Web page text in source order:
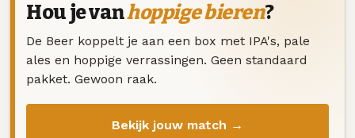
Hou je vanhoppige bieren?
De Beer koppelt je aan een box met IPA's, pale
ales en hoppige verrassingen. Geen standaard
pakket. Gewoon raak.
Bekijk jouw match →